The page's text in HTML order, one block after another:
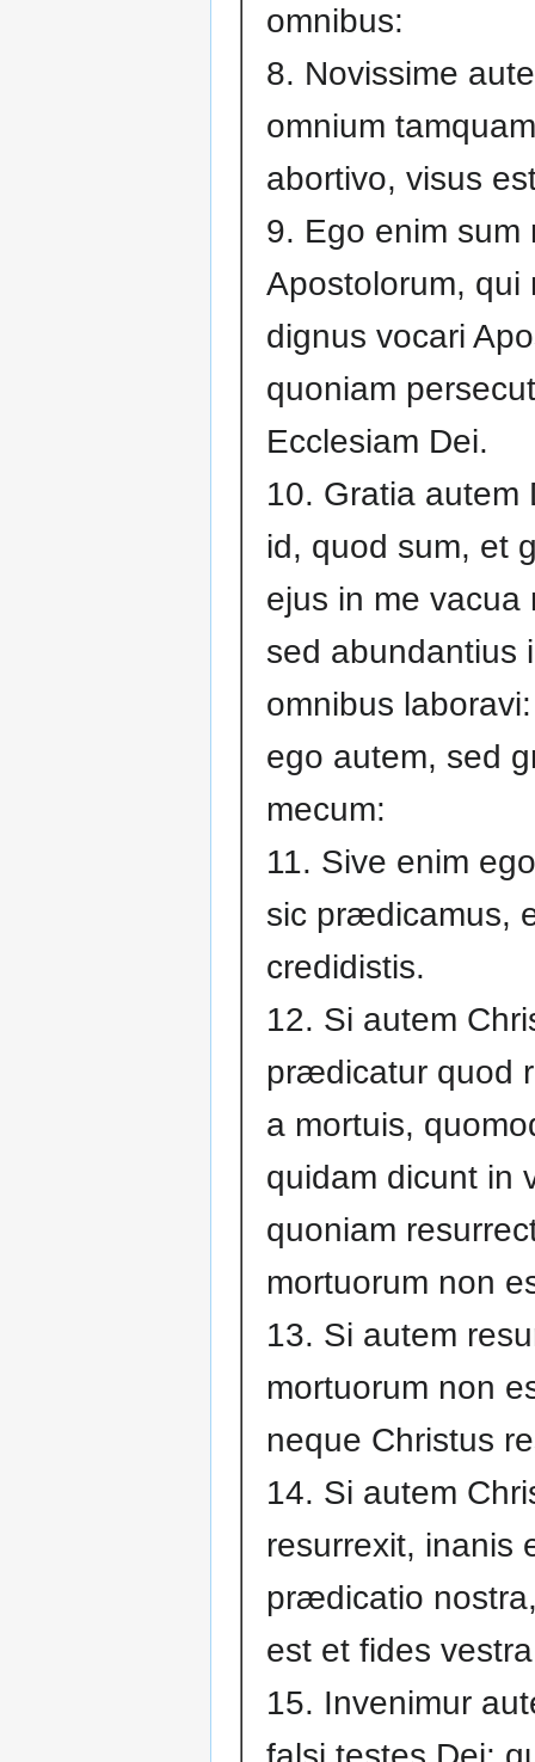
omnibus:
8. Novissime
omnium tamquam
abortivo, visus
9. Ego enim sum
Apostolorum, qui
dignus vocari
quoniam
Ecclesiam Dei.
10. Gratia autem
id, quod sum, et
ejus in me vacua
sed abundantius
omnibus
ego autem, sed
mecum:
11. Sive enim
sic prædicamus,
credidistis.
12. Si autem
prædicatur quod
a mortuis,
quidam dicunt in
quoniam
mortuorum non
13. Si autem
mortuorum non
neque Christus
14. Si autem
resurrexit, inanis
prædicatio
est et fides
15. Invenimur